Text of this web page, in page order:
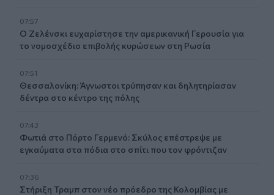
07:57
Ο Ζελένσκι ευχαρίστησε την αμερικανική Γερουσία για
το νομοσχέδιο επιβολής κυρώσεων στη Ρωσία
07:51
Θεσσαλονίκη: Άγνωστοι τρύπησαν και δηλητηρίασαν
δέντρα στο κέντρο της πόλης
07:43
Φωτιά στο Πόρτο Γερμενό: Σκύλος επέστρεψε με
εγκαύματα στα πόδια στο σπίτι που τον φρόντιζαν
07:36
Στήριξη Τραμπ στον νέο πρόεδρο της Κολομβίας με